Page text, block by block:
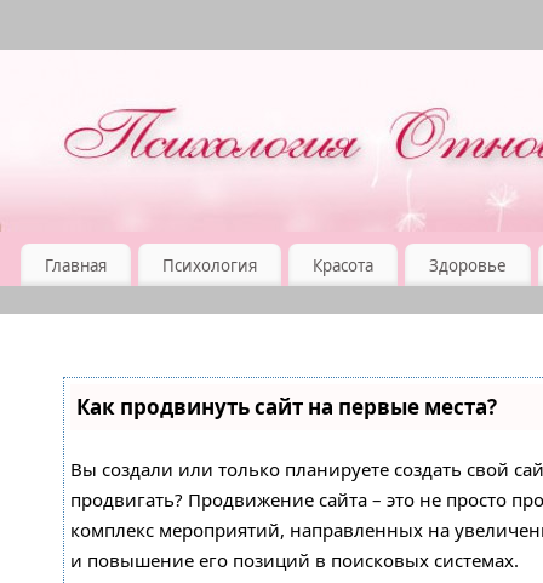
Главная Психология Красота Здоровье
Как продвинуть сайт на первые места?
Вы создали или только планируете создать свой
продвигать? Продвижение сайта – это не просто
комплекс мероприятий, направленных на
и повышение его позиций в поисковых системах.